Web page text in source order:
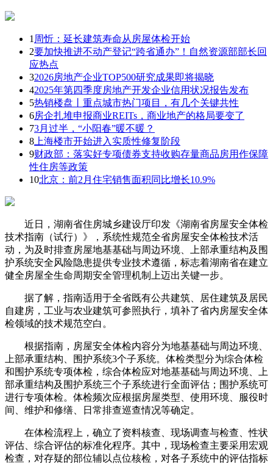
1 周忻：延长建筑寿命从房屋体检开始
2要加快推进不动产登记“跨省通办”！自然资源部部长回
应热点
32026房地产企业TOP500研究成果即将揭晓
42025年第四季度房地产开发企业信用状况报告发布
5热销楼盘丨重点城市热门项目，有几个关键共性
6房企扎堆申报商业REITs，商业地产的格局要变了
73月过半，“小阳春”暖不暖？
8 上海楼市开始进入实质性修复阶段
9财政部：落实好专项债券支持收购存量商品房用作保障
性住房等政策
10北京：前2月住宅销售面积同比增长10.9%
近日，湖南省住房城乡建设厅印发《湖南省房屋安全体检
技术指南（试行）》，系统性规范全省房屋安全体检技术活
动，为及时排查房屋地基基础与周边环境、上部承重结构及围
护系统安全风险隐患提供专业技术遵循，标志着湖南省在建立
健全房屋全生命周期安全管理机制上迈出关键一步。
据了解，指南适用于全省既有公共建筑、居住建筑及居民
自建房，工业与农业建筑可参照执行，填补了省内房屋安全体
检领域的技术规范空白。
根据指南，房屋安全体检内容分为地基基础与周边环境、
上部承重结构、围护系统3个子系统。体检类型分为综合体检
和围护系统专项体检，综合体检应对地基基础与周边环境、上
部承重结构及围护系统三个子系统进行全面评估；围护系统可
进行专项体检。体检频次应根据房屋类型、使用环境、服役时
间、维护和修缮、日常排查巡查情况等确定。
在体检流程上，确立了资料核查、现场调查与检查、性状
评估、综合评估的标准化程序。其中，现场检查主要采用宏观
检查，对存疑的部位辅以点位核检，对各子系统中的评估指标